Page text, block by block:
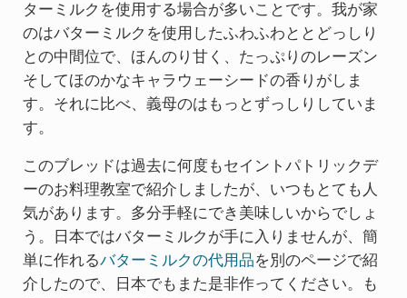
ターミルクを使用する場合が多いことです。我が家
のはバターミルクを使用したふわふわととどっしり
との中間位で、ほんのり甘く、たっぷりのレーズン
そしてほのかなキャラウェーシードの香りがしま
す。それに比べ、義母のはもっとずっしりしていま
す。
このブレッドは過去に何度もセイントパトリックデ
ーのお料理教室で紹介しましたが、いつもとても人
気があります。多分手軽にでき美味しいからでしょ
う。日本ではバターミルクが手に入りませんが、簡
単に作れるバターミルクの代用品を別のページで紹
介したので、日本でもまた是非作ってください。も